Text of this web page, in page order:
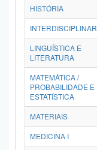
HISTÓRIA
INTERDISCIPLINAR
LINGUÍSTICA E
LITERATURA
MATEMÁTICA /
PROBABILIDADE E
ESTATÍSTICA
MATERIAIS
MEDICINA I